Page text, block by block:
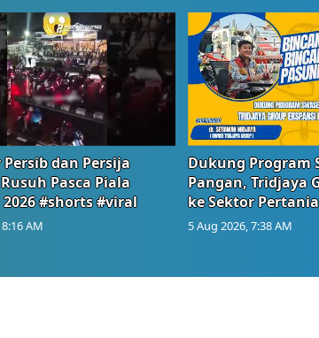
dan Persija
Pasca Piala
2026 #shorts #viral
AM
Dukung Program
Pangan, Tridjaya
ke Sektor
5 Aug 2026, 7:38 AM